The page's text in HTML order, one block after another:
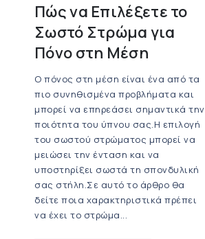
Πώς να Επιλέξετε το
Σωστό Στρώμα για
Πόνο στη Μέση
Ο πόνος στη μέση είναι ένα από τα
πιο συνηθισμένα προβλήματα και
μπορεί να επηρεάσει σημαντικά την
ποιότητα του ύπνου σας.Η επιλογή
του σωστού στρώματος μπορεί να
μειώσει την ένταση και να
υποστηρίξει σωστά τη σπονδυλική
σας στήλη.Σε αυτό το άρθρο θα
δείτε ποια χαρακτηριστικά πρέπει
να έχει το στρώμα...